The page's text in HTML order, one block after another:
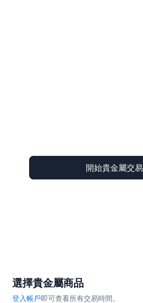
開始貴金屬交易
選擇貴金屬商品
登入帳戶即可查看所有交易時間。